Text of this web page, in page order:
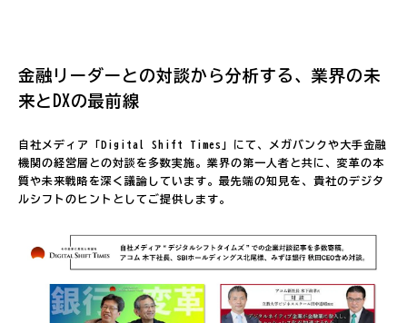
金融リーダーとの対談から分析する、業界の未
来とDXの最前線
自社メディア「Digital Shift Times」にて、メガバンクや大手金融
機関の経営層との対談を多数実施。業界の第一人者と共に、変革の本
質や未来戦略を深く議論しています。最先端の知見を、貴社のデジタ
ルシフトのヒントとしてご提供します。